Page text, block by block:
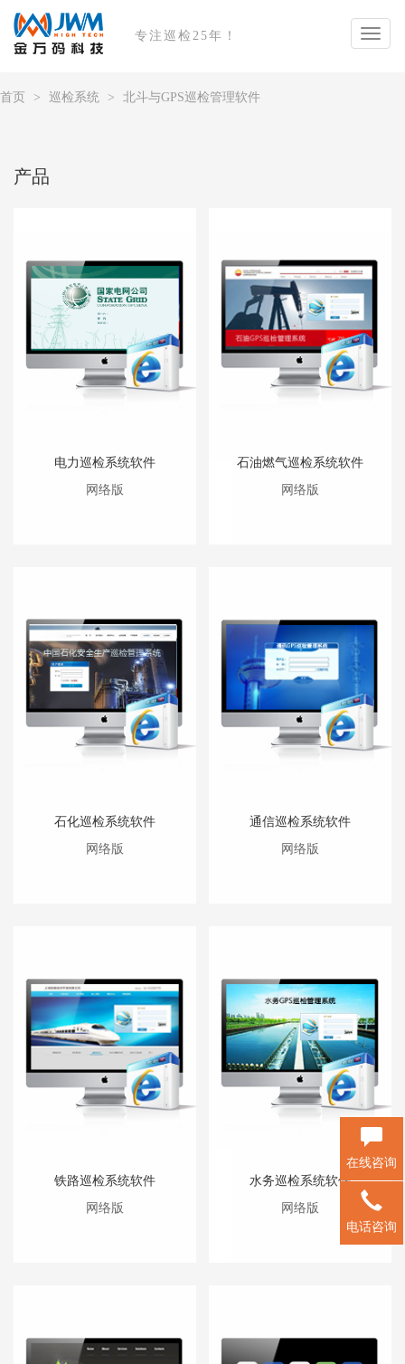
专注巡检25年！
首页 巡检系统 北斗与GPS巡检管理软件
产品
电力巡检系统软件
网络版
石油燃气巡检系统软件
网络版
石化巡检系统软件
网络版
通信巡检系统软件
网络版
铁路巡检系统软件
网络版
水务巡检系统软件
网络版
在线咨询
电话咨询